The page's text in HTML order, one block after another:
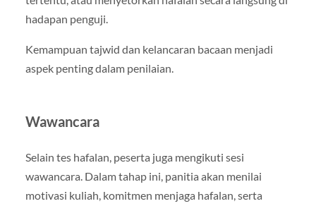
hadapan penguji.
Kemampuan tajwid dan kelancaran bacaan menjadi
aspek penting dalam penilaian.
Wawancara
Selain tes hafalan, peserta juga mengikuti sesi
wawancara. Dalam tahap ini, panitia akan menilai
motivasi kuliah, komitmen menjaga hafalan, serta